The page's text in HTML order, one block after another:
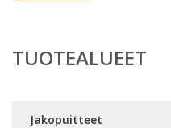
TUOTEALUEET
Jakopuitteet